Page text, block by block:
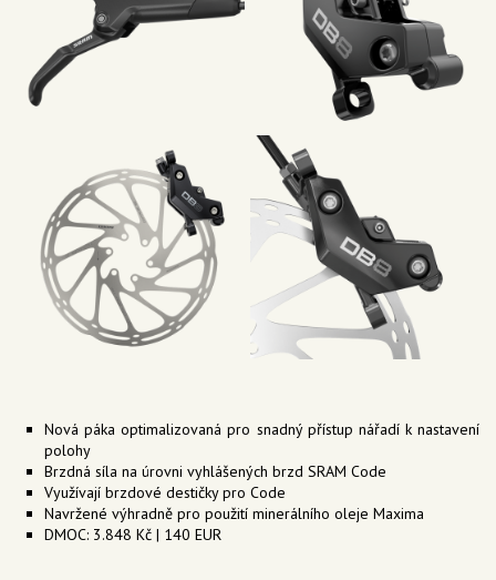
Nová páka optimalizovaná pro snadný přístup nářadí k nastavení
polohy
Brzdná síla na úrovni vyhlášených brzd SRAM Code
Využívají brzdové destičky pro Code
Navržené výhradně pro použití minerálního oleje Maxima
DMOC: 3.848 Kč | 140 EUR